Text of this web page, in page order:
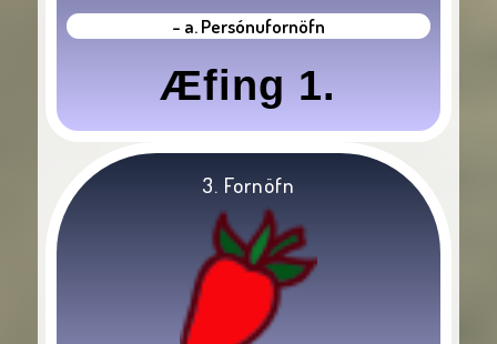
- a. Persónufornöfn
Æfing 1.
3. Fornöfn